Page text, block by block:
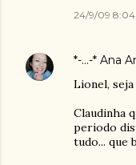
24/9/09 8:04
*-...-* Ana
Lionel,
Claudinha
periodo
tudo... que